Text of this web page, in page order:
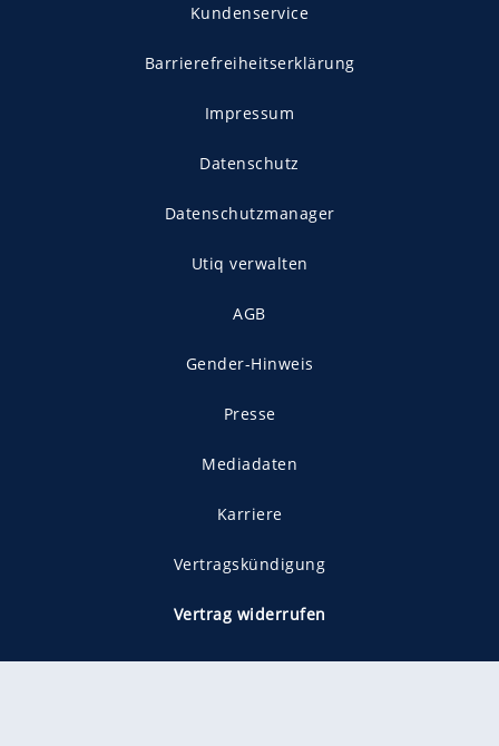
Kundenservice
Barrierefreiheitserklärung
Impressum
Datenschutz
Datenschutzmanager
Utiq verwalten
AGB
Gender-Hinweis
Presse
Mediadaten
Karriere
Vertragskündigung
Vertrag widerrufen